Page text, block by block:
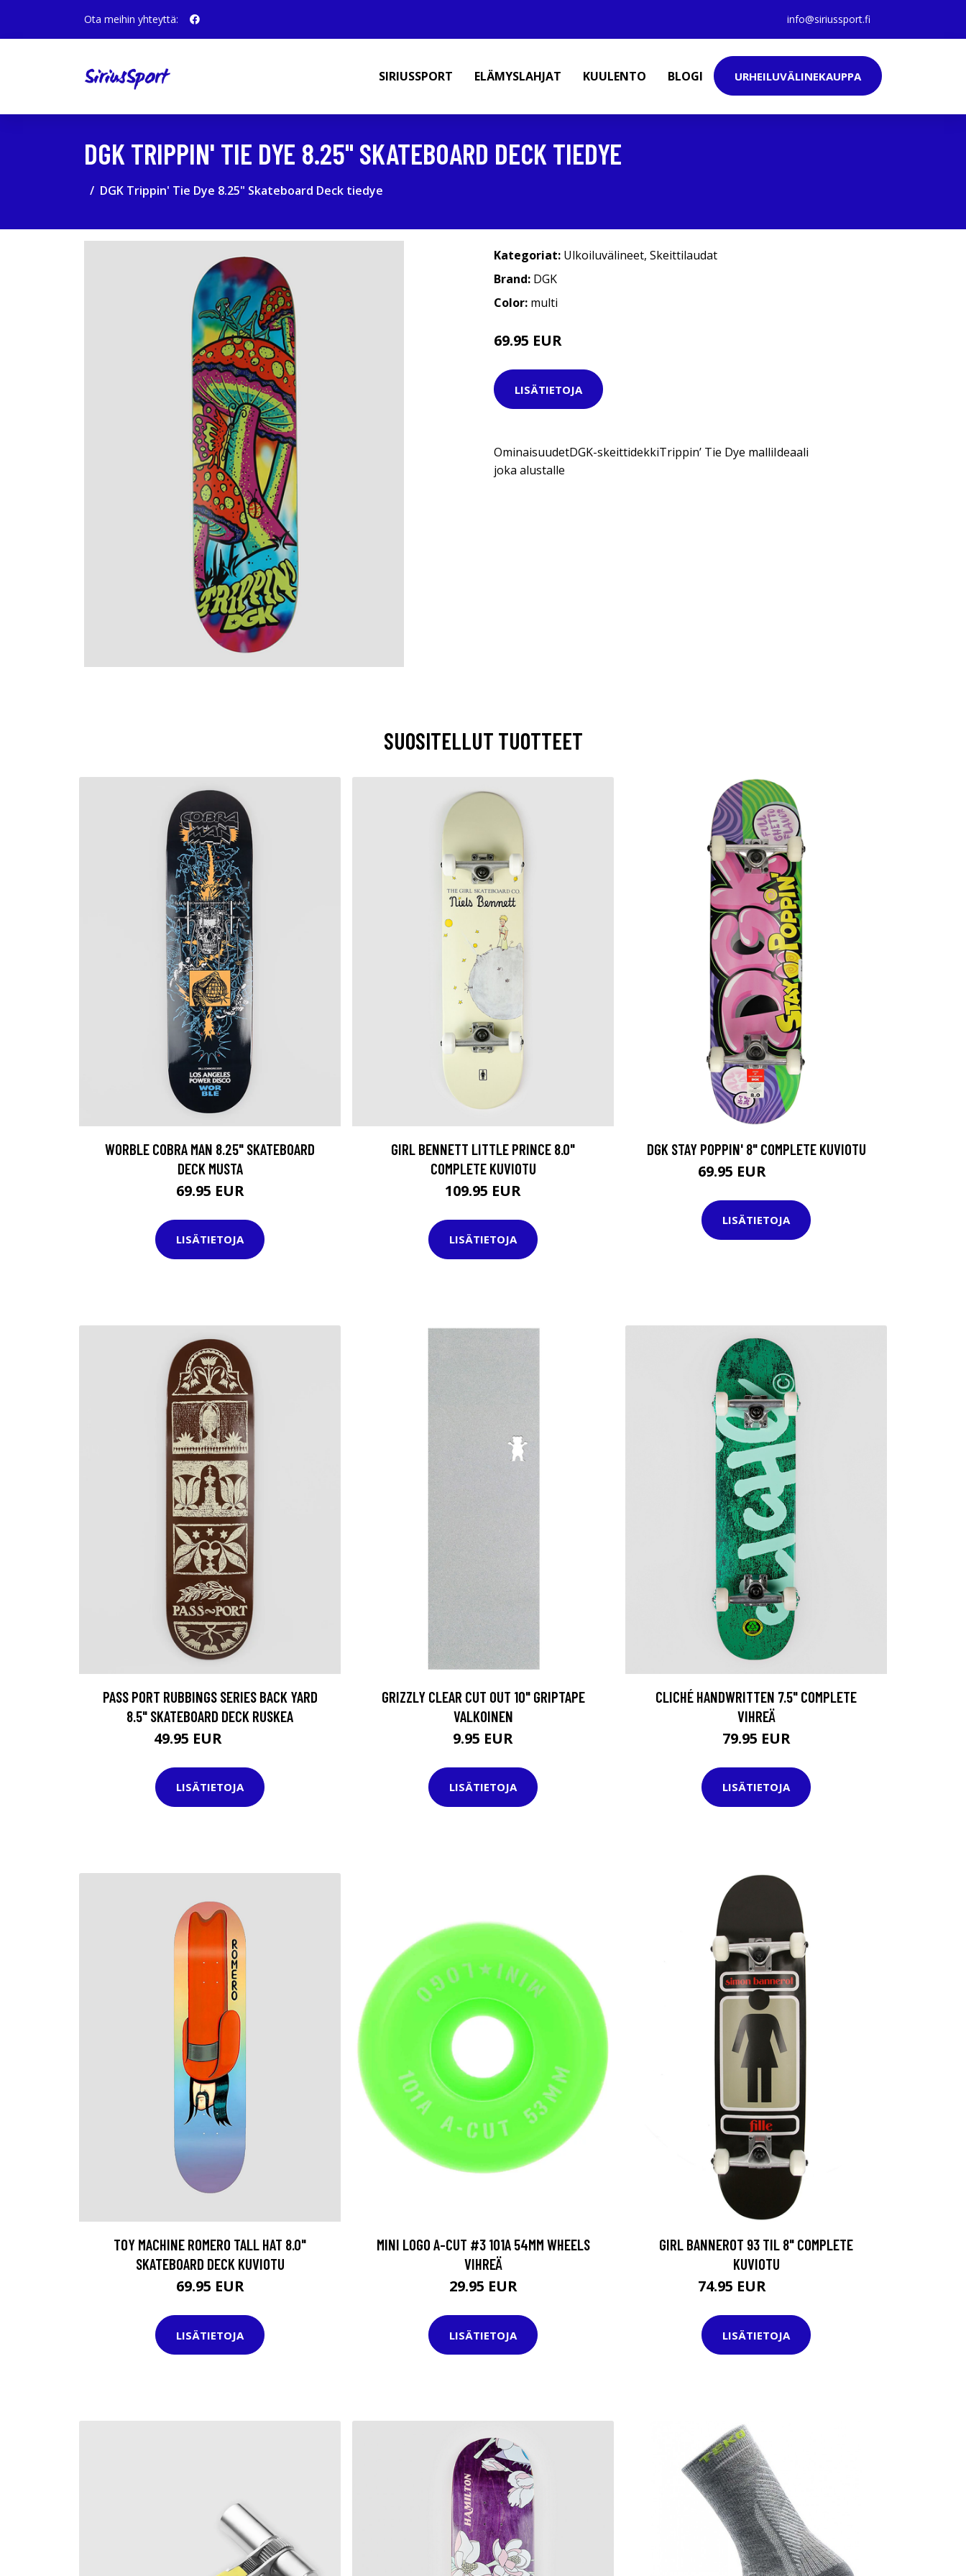
Ota meihin yhteyttä: info@siriussport.fi
SIRIUSSPORT ELÄMYSLAHJAT KUULENTO BLOGI URHEILUVÄLINEKAUPPA
DGK TRIPPIN' TIE DYE 8.25" SKATEBOARD DECK TIEDYE
DGK Trippin' Tie Dye 8.25" Skateboard Deck tiedye
Kategoriat: Ulkoiluvälineet, Skeittilaudat
Brand: DGK
Color: multi
69.95 EUR
LISÄTIETOJA
OminaisuudetDGK-skeittidekkiTrippin’ Tie Dye malliIdeaali
joka alustalle
SUOSITELLUT TUOTTEET
WORBLE COBRA MAN 8.25" SKATEBOARD
DECK MUSTA
69.95 EUR
LISÄTIETOJA
GIRL BENNETT LITTLE PRINCE 8.0"
COMPLETE KUVIOTU
109.95 EUR
LISÄTIETOJA
DGK STAY POPPIN' 8" COMPLETE KUVIOTU
69.95 EUR
LISÄTIETOJA
PASS PORT RUBBINGS SERIES BACK YARD
8.5" SKATEBOARD DECK RUSKEA
49.95 EUR
LISÄTIETOJA
GRIZZLY CLEAR CUT OUT 10" GRIPTAPE
VALKOINEN
9.95 EUR
LISÄTIETOJA
CLICHÉ HANDWRITTEN 7.5" COMPLETE
VIHREÄ
79.95 EUR
LISÄTIETOJA
TOY MACHINE ROMERO TALL HAT 8.0"
SKATEBOARD DECK KUVIOTU
69.95 EUR
LISÄTIETOJA
MINI LOGO A-CUT #3 101A 54MM WHEELS
VIHREÄ
29.95 EUR
LISÄTIETOJA
GIRL BANNEROT 93 TIL 8" COMPLETE
KUVIOTU
74.95 EUR
LISÄTIETOJA